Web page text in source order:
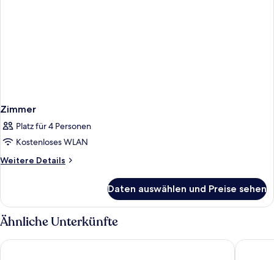
Zimmer
Platz für 4 Personen
Kostenloses WLAN
Weitere Details
Weitere
Daten auswählen und Preise sehen
Ähnliche Unterkünfte
Hotel Playa de Merón La